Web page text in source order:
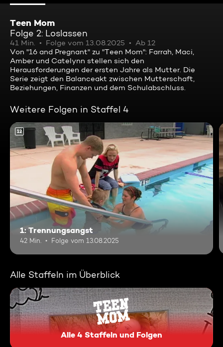
Teen Mom
Folge 2: Loslassen
41 Min. Folge vom 13.08.2025
Ab 12
Von "16 and Pregnant" zu "Teen Mom": Farrah, Maci,
Amber und Catelynn stellen sich den
Herausforderungen der ersten Jahre als Mutter. Die
Serie zeigt den Balanceakt zwischen Mutterschaft,
Beziehungen, Finanzen und dem Schulabschluss.
Weitere Folgen in Staffel 4
12
1: Trennungsangst
42 Min. Folge vom 13.08.2025
Alle Staffeln im Überblick
Alle 4 Staffeln und Folgen